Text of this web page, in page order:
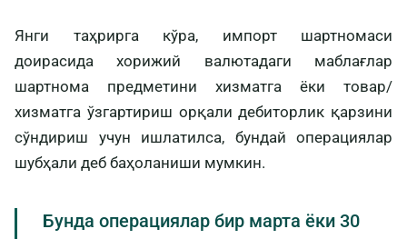
Янги таҳрирга кўра, импорт шартномаси
доирасида хорижий валютадаги маблағлар
шартнома предметини хизматга ёки товар/
хизматга ўзгартириш орқали дебиторлик қарзини
сўндириш учун ишлатилса, бундай операциялар
шубҳали деб баҳоланиши мумкин.
Бунда операциялар бир марта ёки 30